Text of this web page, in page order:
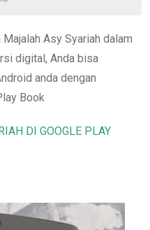
Asy Syariah dalam
digital, Anda bisa
anda dengan
Book
DI GOOGLE PLAY